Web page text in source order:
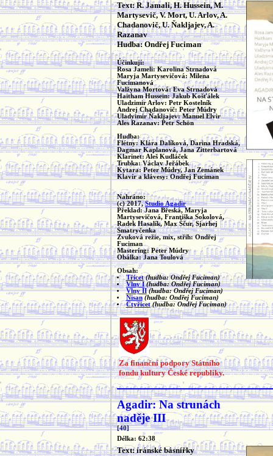
Text: R. Jamali, H. Hussein, M.
Martysevič, V. Mort, U. Arlov, A.
Chadanovič, U. Ňakljajev, A.
Razanav
Hudba: Ondřej Fuciman
Účinkují:
Rosa Jameli: Karolina Strnadová
Maryja Martysevičová: Milena
Fucimanová
Valžyna Mortová: Eva Strnadová
Haitham Hussein: Jakub Košťálek
Uladzimir Arlov: Petr Kostelník
Andrej Chadanovič: Peter Múdry
Uladyimir Ňakljajev: Manuel Elvir
Ales Razanav: Petr Schön
Hudba:
Flétny: Klára Dalíková, Darina Hradská,
Dagmar Kaplanová, Jana Zitterbartová
Klarinet: Aleš Kudláček
Trubka: Václav Jeřábek
Kytara: Peter Múdry, Jan Zemánek
Klavír a klávesy: Ondřej Fuciman
Nahráno:
(c) 2017,Studio Agadir
Překlad: Jana Břeská, Maryja
Martysevičová, Františka Sokolová,
Radek Hasalík, Max Ščur, Sjarhej
Smatryčenka
Zvuková režie, mix, střih: Ondřej
Fuciman
Mastering: Peter Múdry
Obálka: Jana Toulová
Obsah:
Třicet (hudba: Ondřej Fuciman)
Vlny I (hudba: Ondřej Fuciman)
Vlny II (hudba: Ondřej Fuciman)
Nisan (hudba: Ondřej Fuciman)
Čtyřicet (hudba: Ondřej Fuciman)
Za finanční podpory Státního
fondu kultury České republiky.
Agadir: Na strunách
naděje III
[40]
Délka: 62:38
Text: íránské básnířky